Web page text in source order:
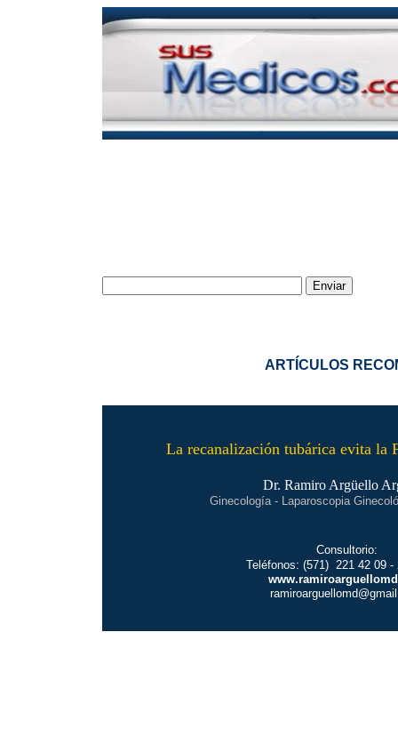
ARTÍCULOS
La recanalización tubárica evita la
Dr. Ramiro Argüello
Ginecología - Laparoscopia
Consultorio:
Teléfonos: (571) 221 42 09 -